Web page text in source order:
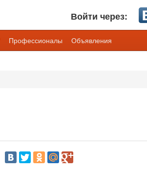
Войти через:
Профессионалы Объявления